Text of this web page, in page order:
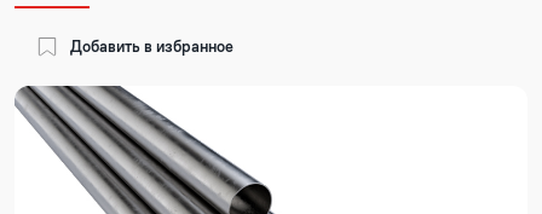
Добавить в избранное